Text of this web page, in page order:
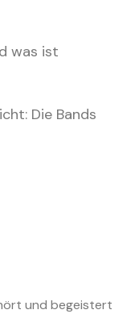
was ist
Die Bands
und begeistert